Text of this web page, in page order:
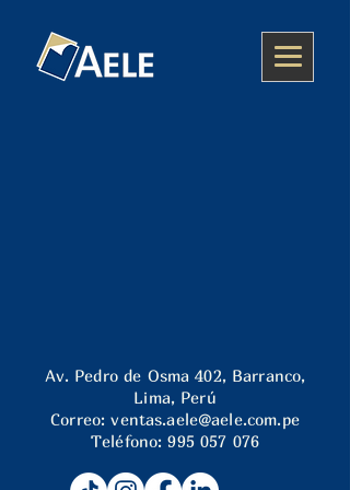
Av. Pedro de Osma 402, Barranco,
Lima, Perú
Correo:ventas.aele@aele.com.pe
Teléfono:995 057 076